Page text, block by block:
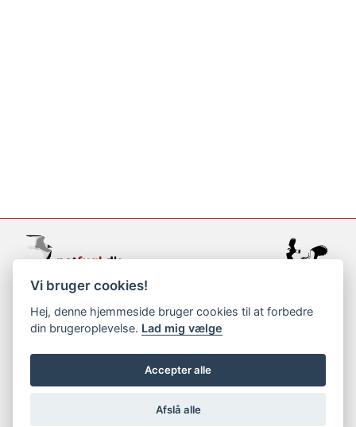
support@netfugl.dk
copyright © 2002-2023
Vi bruger cookies!
Hej, denne hjemmeside bruger cookies til at forbedre
din brugeroplevelse. Lad mig vælge
Accepter alle
Afslå alle